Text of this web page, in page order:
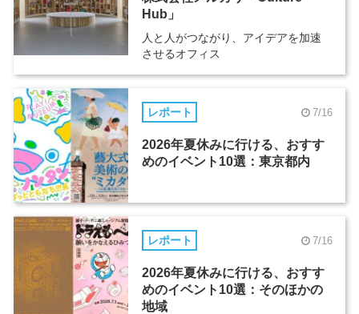
Hub」
人と人がつながり、アイデアを加速
させるオフィス
レポート 7/16
2026年夏休みに行ける、おすす
めのイベント10選：東京都内
レポート 7/16
2026年夏休みに行ける、おすす
めのイベント10選：そのほかの
地域